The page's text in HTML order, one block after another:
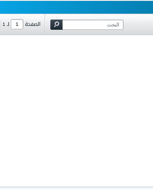
الصفحة لـ1